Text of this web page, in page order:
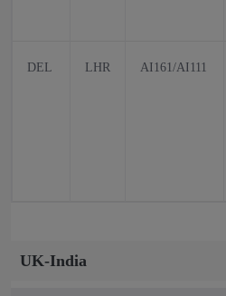
DEL LHR AI161/AI111
UK-India